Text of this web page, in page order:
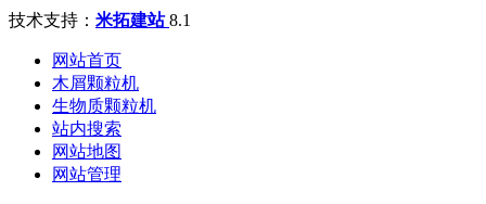
技术支持： 米拓建站8.1
网站首页
木屑颗粒机
生物质颗粒机
站内搜索
网站地图
网站管理